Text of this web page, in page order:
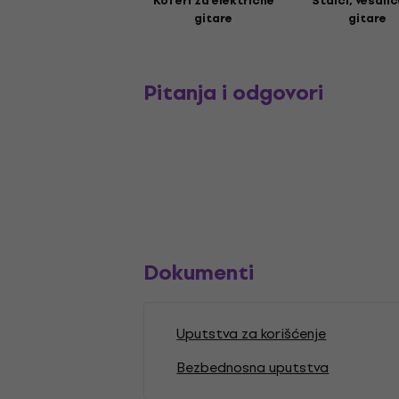
gitare
gitare
Pitanja i odgovori
Dokumenti
Uputstva za korišćenje
Bezbednosna uputstva